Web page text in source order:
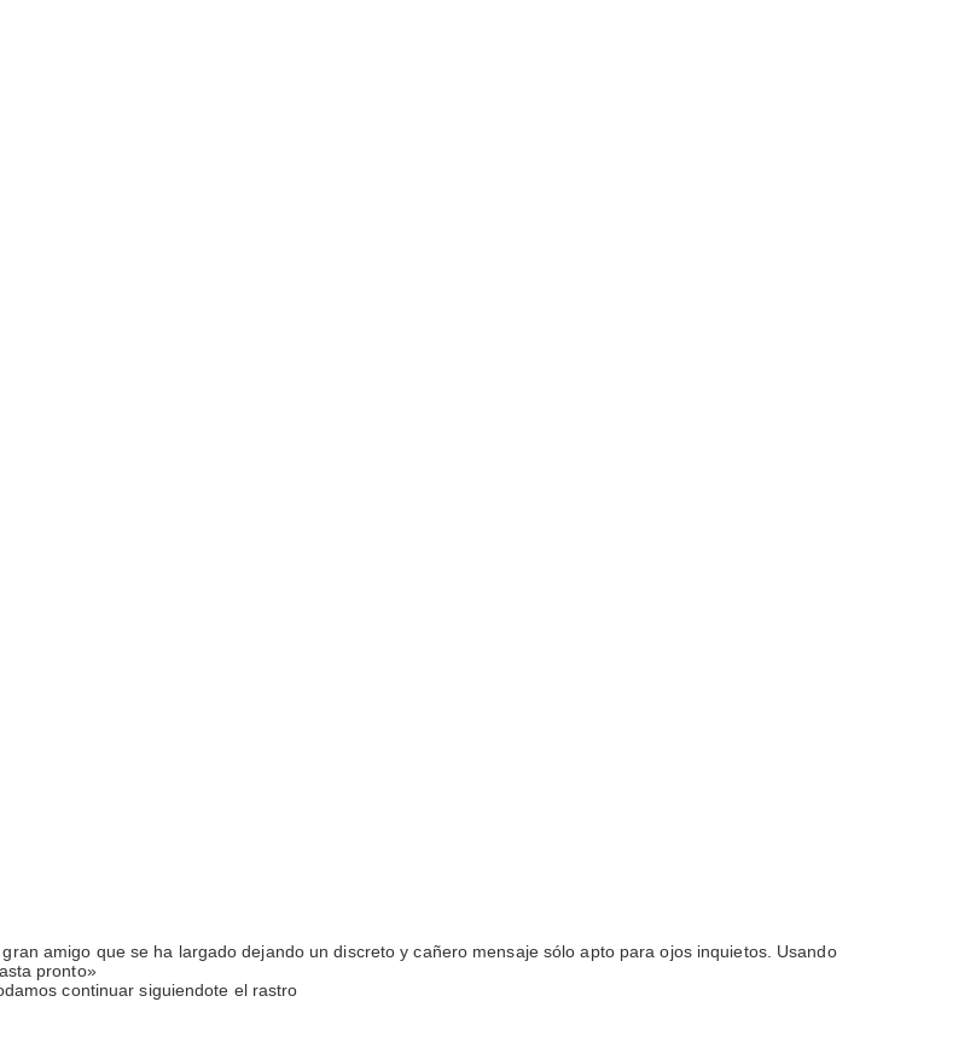
amigo que se ha largado dejando un discreto y cañero mensaje sólo apto para ojos inquietos. Usando
pronto»
continuar siguiendote el rastro